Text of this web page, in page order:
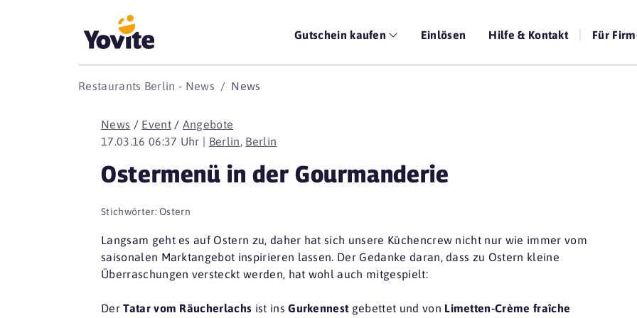
Gutschein kaufen Einlösen Hilfe & Kontakt Für
Restaurants Berlin - News News
News / Event/ Angebote
17.03.16 06:37 Uhr | Berlin, Berlin
Ostermenü in der Gourmanderie
Stichwörter:Ostern
Langsam geht es auf Ostern zu, daher hat sich unsere Küchencrew nicht nur wie immer vom
saisonalen Marktangebot inspirieren lassen. Der Gedanke daran, dass zu Ostern kleine
Überraschungen versteckt werden, hat wohl auch mitgespielt:
DerTatar vom Räucherlachs ist insGurkennestgebettet und von Limetten-Crème fraîche